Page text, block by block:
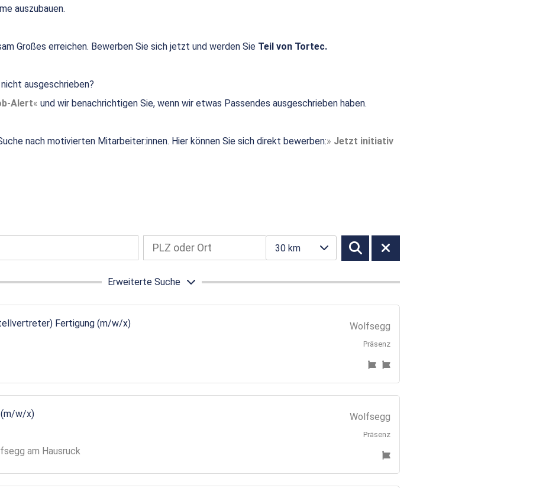
auszubauen.
Großes erreichen. Bewerben Sie sich jetzt und werden Sie Teil von Tortec.
ausgeschrieben?
Alert und wir benachrichtigen Sie, wenn wir etwas Passendes ausgeschrieben haben.
nach motivierten Mitarbeiter:innen. Hier können Sie sich direkt bewerben:
Jetzt initiativ
30 km
Erweiterte Suche
Fertigung (m/w/x)
Wolfsegg
Präsenz
(m/w/x)
am Hausruck
Wolfsegg
Präsenz